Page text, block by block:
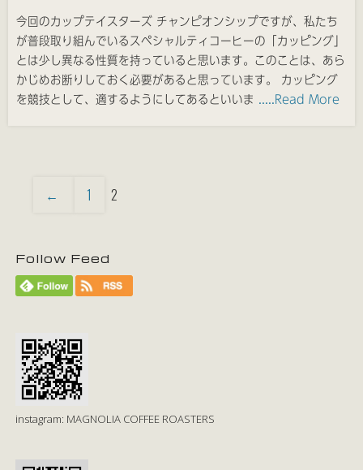
今回のカップテイスターズ チャンピオンシップですが、私たち
が普段取り組んでいるスペシャルティコーヒーの「カッピング」
とは少し異なる性質を持っていると思います。このことは、あら
かじめお断りしておく必要があると思っています。 カッピング
を競技として、適するようにしてあるといいま .....Read More
← 1 2
Follow Feed
instagram: MAGNOLIA COFFEE ROASTERS